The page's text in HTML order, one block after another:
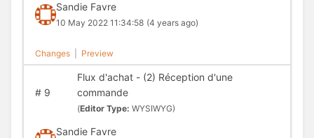
Sandie Favre
10 May 2022 11:34:58 (4 years ago)
Changes Preview
#9
Flux d'achat - (2) Réception d'une
commande
(Editor Type: WYSIWYG)
Sandie Favre